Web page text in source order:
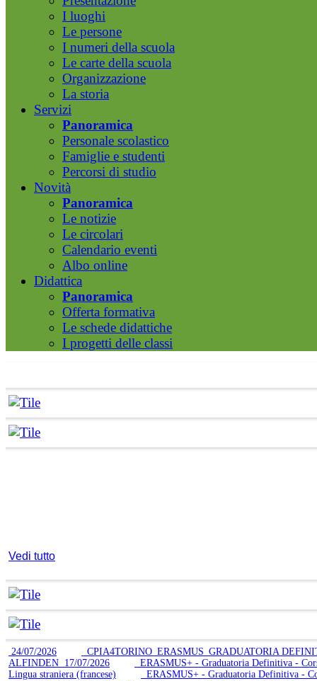
I luoghi
Le persone
I numeri della scuola
Le carte della scuola
Organizzazione
La storia
Servizi
Panoramica
Personale scolastico
Famiglie e studenti
Percorsi di studio
Novità
Panoramica
Le notizie
Le circolari
Calendario eventi
Albo online
Didattica
Panoramica
Offerta formativa
Le schede didattiche
I progetti delle classi
Vedi tutto
24/07/2026
CPIA4TORINO_ERASMUS_GRADUATORIA
ALFINDEN 17/07/2026
ERASMUS+ - Graduatoria Definitiva -
Lingua straniera (francese)
ERASMUS+ - Graduatoria Definitiva -